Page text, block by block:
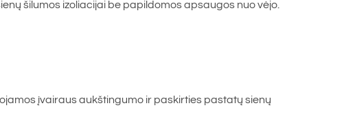
šilumos izoliacijai be papildomos apsaugos nuo vėjo.
įvairaus aukštingumo ir paskirties pastatų sienų